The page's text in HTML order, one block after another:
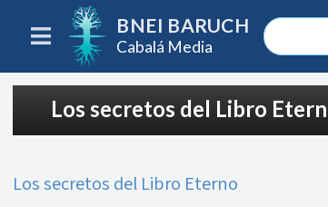
BNEI BARUCH
Cabalá Media
Los secretos del Libro
Los secretos del Libro Eterno